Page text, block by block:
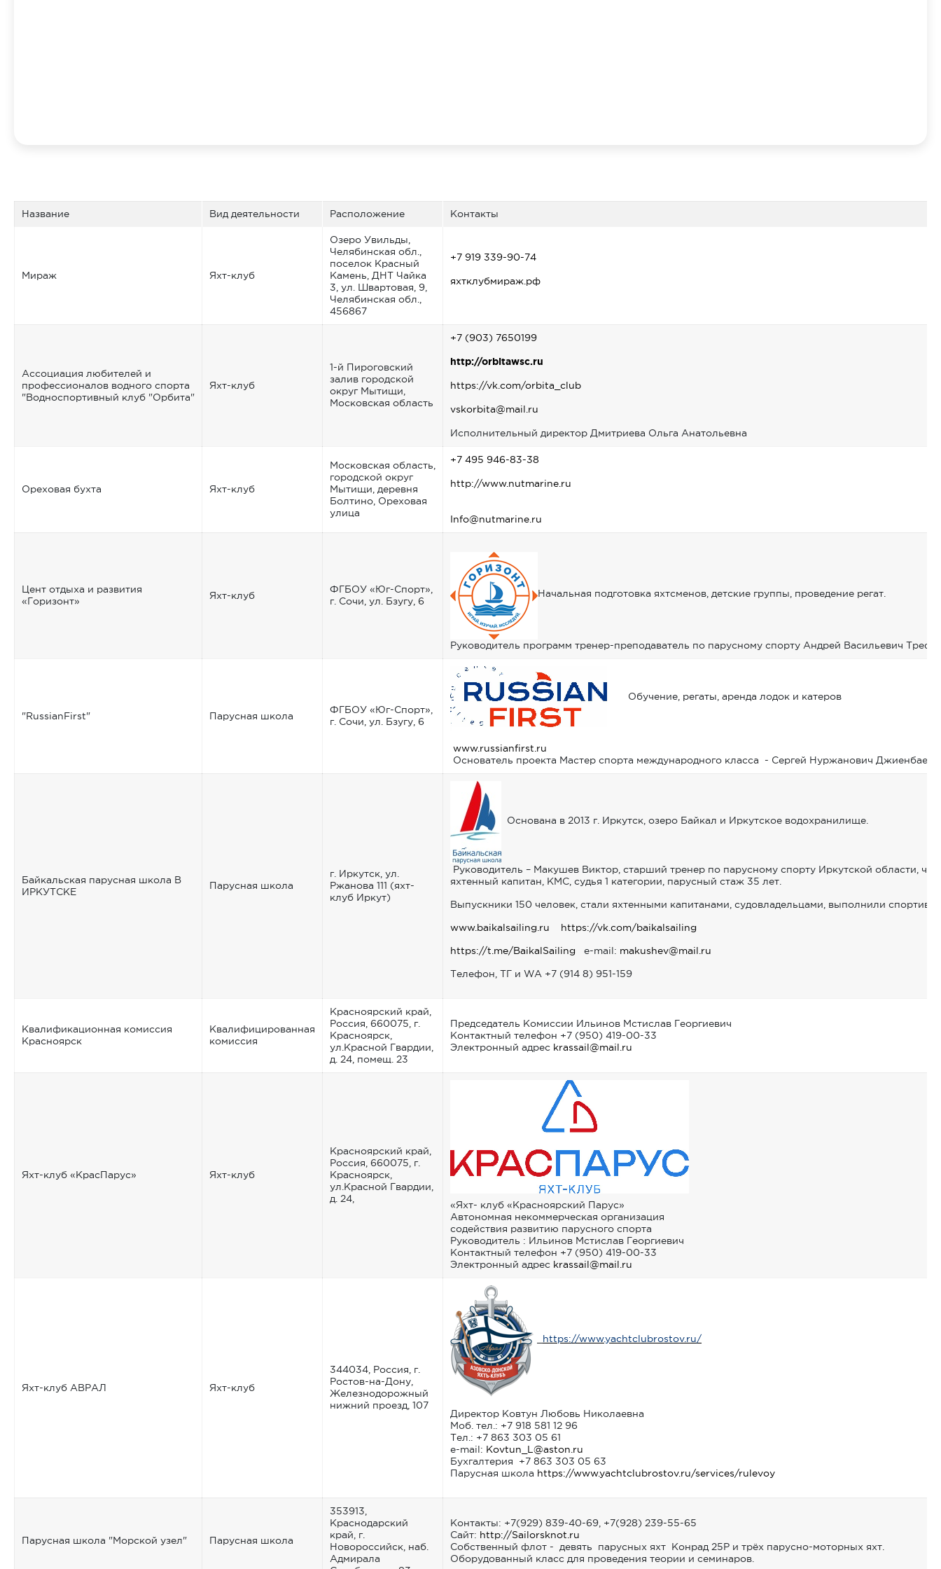
Название Вид деятельности Расположение Контакты
Мираж Яхт-клуб
Озеро Увильды,
Челябинская обл.,
поселок Красный
Камень, ДНТ Чайка
3, ул. Швартовая, 9,
Челябинская обл.,
456867
+7 919 339-90-74
яхтклубмираж.рф
Ассоциация любителей и
профессионалов водного спорта
"Водноспортивный клуб "Орбита"
Яхт-клуб
1-й Пироговский
залив городской
округ Мытищи,
Московская область
+7 (903) 7650199
http://orbitawsc.ru
https://vk.com/orbita_club
vskorbita@mail.ru
Исполнительный директор Дмитриева Ольга Анатольевна
Ореховая бухта Яхт-клуб
Московская область,
городской округ
Мытищи, деревня
Болтино, Ореховая
улица
+7 495 946-83-38
http://www.nutmarine.ru
Info@nutmarine.ru
Цент отдыха и развития
«Горизонт»
Яхт-клуб
ФГБОУ «Юг-Спорт»,
г. Сочи, ул. Бзугу, 6
Начальная подготовка яхтсменов, детские группы, проведение регат.
Руководитель программ тренер-преподаватель по парусному спорту Андрей Васильевич
"RussianFirst" Парусная школа
ФГБОУ «Юг-Спорт»,
г. Сочи, ул. Бзугу, 6
Обучение, регаты, аренда лодок и катеров
www.russianfirst.ru
Основатель проекта Мастер спорта международного класса - Сергей Нуржанович Джиенбаев.
Байкальская парусная школа В
ИРКУТСКЕ
Парусная школа
г. Иркутск, ул.
Ржанова 111 (яхт-
клуб Иркут)
Основана в 2013 г. Иркутск, озеро Байкал и Иркутское водохранилище.
Руководитель – Макушев Виктор, старший тренер по парусному спорту Иркутской области,
яхтенный капитан, КМС, судья 1 категории, парусный стаж 35 лет.
Выпускники 150 человек, стали яхтенными капитанами, судовладельцами, выполнили
www.baikalsailing.ru https://vk.com/baikalsailing
https://t.me/BaikalSailing e-mail: makushev@mail.ru
Телефон, ТГ и WA +7 (914 8) 951-159
Квалификационная комиссия
Красноярск
Квалифицированная
комиссия
Красноярский край,
Россия, 660075, г.
Красноярск,
ул.Красной Гвардии,
д. 24, помещ. 23
Председатель Комиссии Ильинов Мстислав Георгиевич
Контактный телефон +7 (950) 419-00-33
Электронный адрес krassail@mail.ru
Яхт-клуб «КрасПарус» Яхт-клуб
Красноярский край,
Россия, 660075, г.
Красноярск,
ул.Красной Гвардии,
д. 24,
«Яхт- клуб «Красноярский Парус»
Автономная некоммерческая организация
содействия развитию парусного спорта
Руководитель : Ильинов Мстислав Георгиевич
Контактный телефон +7 (950) 419-00-33
Электронный адрес krassail@mail.ru
Яхт-клуб АВРАЛ Яхт-клуб
344034, Россия, г.
Ростов-на-Дону,
Железнодорожный
нижний проезд, 107
https://www.yachtclubrostov.ru/
Директор Ковтун Любовь Николаевна
Моб. тел.: +7 918 581 12 96
Тел.: +7 863 303 05 61
e-mail: Kovtun_L@aston.ru
Бухгалтерия +7 863 303 05 63
Парусная школа https://www.yachtclubrostov.ru/services/rulevoy
Парусная школа "Морской узел" Парусная школа
353913,
Краснодарский
край, г.
Новороссийск, наб.
Адмирала
Контакты: +7(929) 839-40-69, +7(928) 239-55-65
Сайт: http://Sailorsknot.ru
Собственный флот - девять парусных яхт Конрад 25P и трёх парусно-моторных яхт.
Оборудованный класс для проведения теории и семинаров.